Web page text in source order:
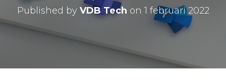
O
Published by VDB Tech on 1 februari 2022